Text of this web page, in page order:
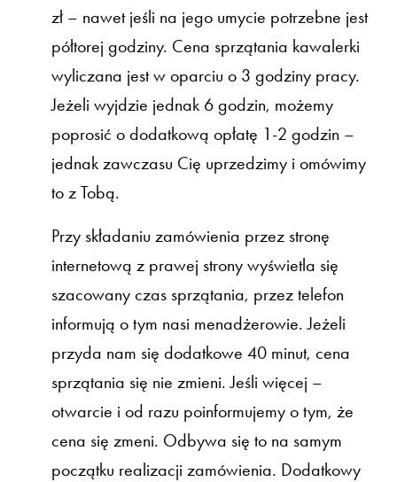
zł – nawet jeśli na jego umycie potrzebne jest
półtorej godziny. Cena sprzątania kawalerki
wyliczana jest w oparciu o 3 godziny pracy.
Jeżeli wyjdzie jednak 6 godzin, możemy
poprosić o dodatkową opłatę 1-2 godzin –
jednak zawczasu Cię uprzedzimy i omówimy
to z Tobą.
Przy składaniu zamówienia przez stronę
internetową z prawej strony wyświetla się
szacowany czas sprzątania, przez telefon
informują o tym nasi menadżerowie. Jeżeli
przyda nam się dodatkowe 40 minut, cena
sprzątania się nie zmieni. Jeśli więcej –
otwarcie i od razu poinformujemy o tym, że
cena się zmeni. Odbywa się to na samym
początku realizacji zamówienia. Dodatkowy